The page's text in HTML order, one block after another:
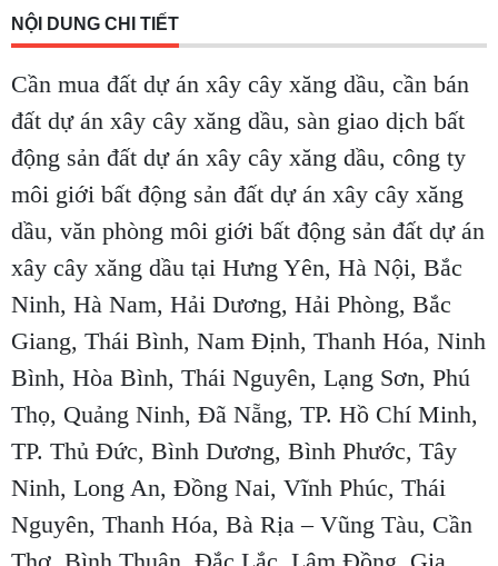
Cần thuê MBKD tại Phường Kim Liên
Cần thuê MBKD tại Phường Bạch Mai
NỘI DUNG CHI TIẾT
Cần mua đất dự án xây cây xăng dầu, cần bán
đất dự án xây cây xăng dầu, sàn giao dịch bất
động sản đất dự án xây cây xăng dầu, công ty
môi giới bất động sản đất dự án xây cây xăng
dầu, văn phòng môi giới bất động sản đất dự án
xây cây xăng dầu tại Hưng Yên, Hà Nội, Bắc
Ninh, Hà Nam, Hải Dương, Hải Phòng, Bắc
Giang, Thái Bình, Nam Định, Thanh Hóa, Ninh
Bình, Hòa Bình, Thái Nguyên, Lạng Sơn, Phú
Thọ, Quảng Ninh, Đã Nẵng, TP. Hồ Chí Minh,
TP. Thủ Đức, Bình Dương, Bình Phước, Tây
Ninh, Long An, Đồng Nai, Vĩnh Phúc, Thái
Nguyên, Thanh Hóa, Bà Rịa – Vũng Tàu, Cần